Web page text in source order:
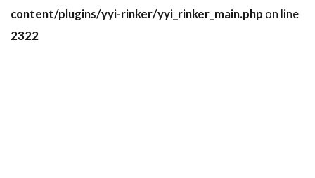
content/plugins/yyi-rinker/yyi_rinker_main.php on line
2322